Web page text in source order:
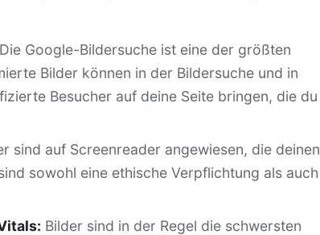
Die Google-Bildersuche ist eine der größten
Bilder können in der Bildersuche und in
Besucher auf deine Seite bringen, die du
sind auf Screenreader angewiesen, die deinen
sowohl eine ethische Verpflichtung als auch
Bilder sind in der Regel die schwersten